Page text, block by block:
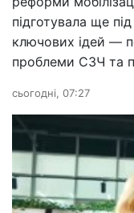
підготувала ще
ключових ідей —
проблеми СЗЧ та
сьогодні, 07:27